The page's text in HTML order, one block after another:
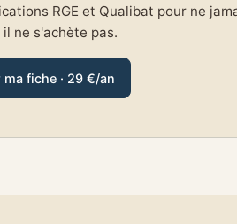
RGE et Qualibat pour ne
ne s'achète pas.
fiche · 29 €/an